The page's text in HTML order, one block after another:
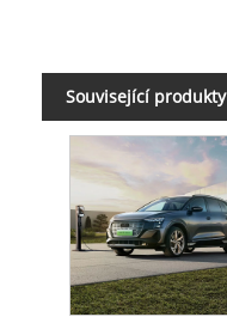
Související produkty